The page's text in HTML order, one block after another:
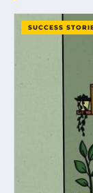
SUCCESS